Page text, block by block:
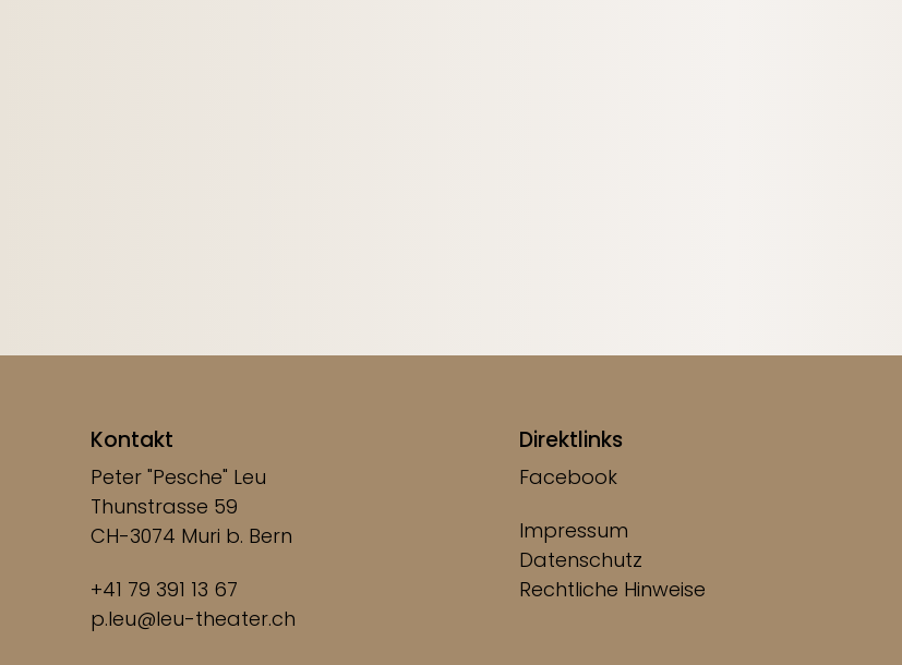
Kontakt
Peter "Pesche" Leu
Thunstrasse 59
CH-3074 Muri b. Bern
+41 79 391 13 67
p.leu@leu-theater.ch
Direktlinks
Facebook
Impressum
Datenschutz
Rechtliche Hinweise